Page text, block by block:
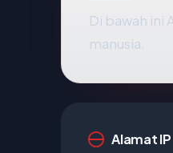
Di bawah ini
manusia.
Alamat IP